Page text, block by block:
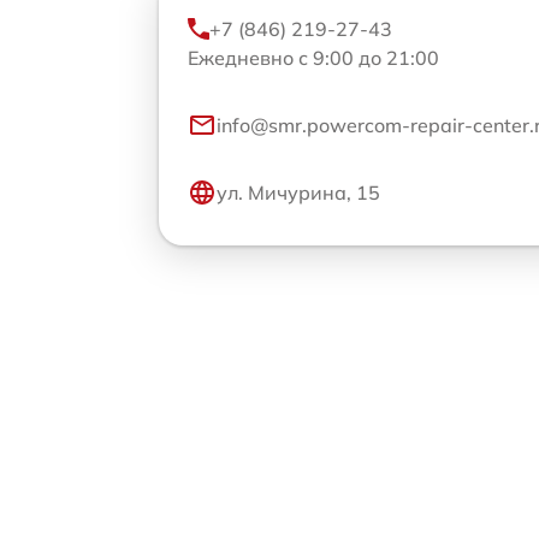
+7 (846) 219-27-43
Ежедневно с 9:00 до 21:00
info@smr.powercom-repair-
ул. Мичурина, 15